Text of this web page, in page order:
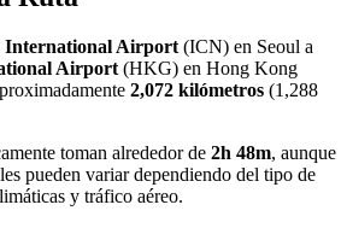
International Airport(ICN) en Seoul a
Airport(HKG) en Hong Kong
2,072 kilómetros (1,288
toman alrededor de 2h 48m, aunque
pueden variar dependiendo del tipo de
y tráfico aéreo.